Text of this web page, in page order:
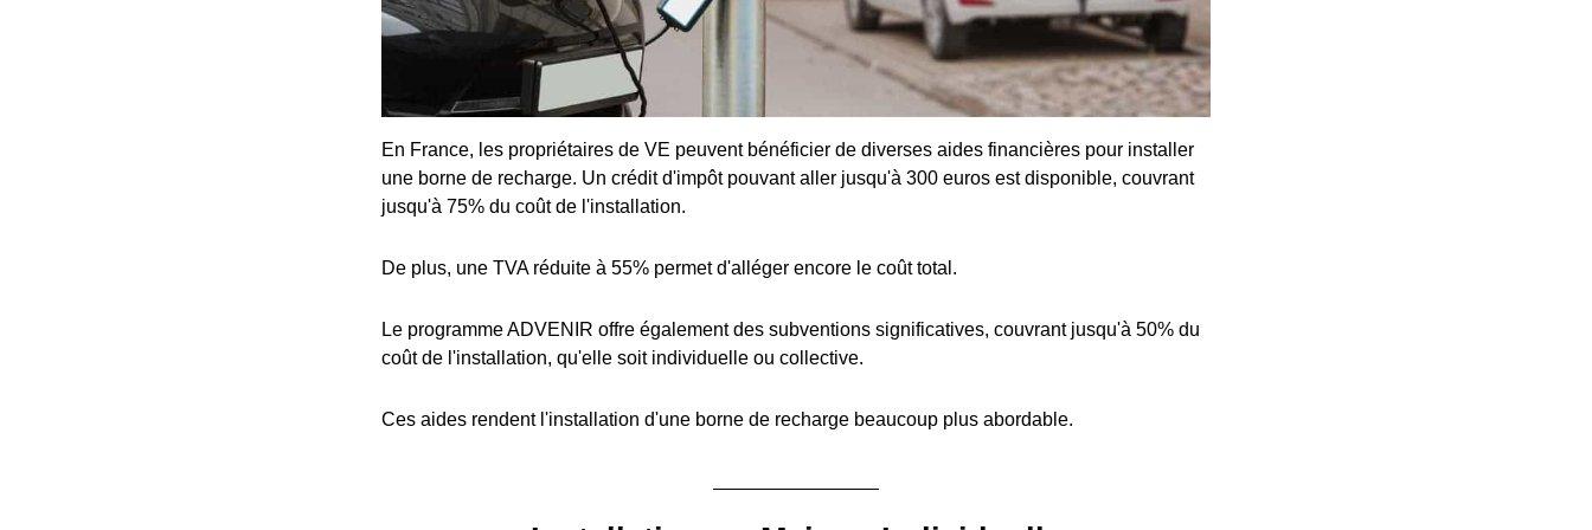
En France, les propriétaires de VE peuvent bénéficier de diverses aides financières pour installer
une borne de recharge. Un crédit d'impôt pouvant aller jusqu'à 300 euros est disponible, couvrant
jusqu'à 75% du coût de l'installation.
De plus, une TVA réduite à 55% permet d'alléger encore le coût total.
Le programme ADVENIR offre également des subventions significatives, couvrant jusqu'à 50% du
coût de l'installation, qu'elle soit individuelle ou collective.
Ces aides rendent l'installation d'une borne de recharge beaucoup plus abordable.